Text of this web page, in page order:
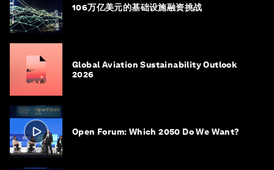
106万亿美元的基础设施融资挑战
Global Aviation Sustainability Outlook
2026
Open Forum: Which 2050 Do We Want?